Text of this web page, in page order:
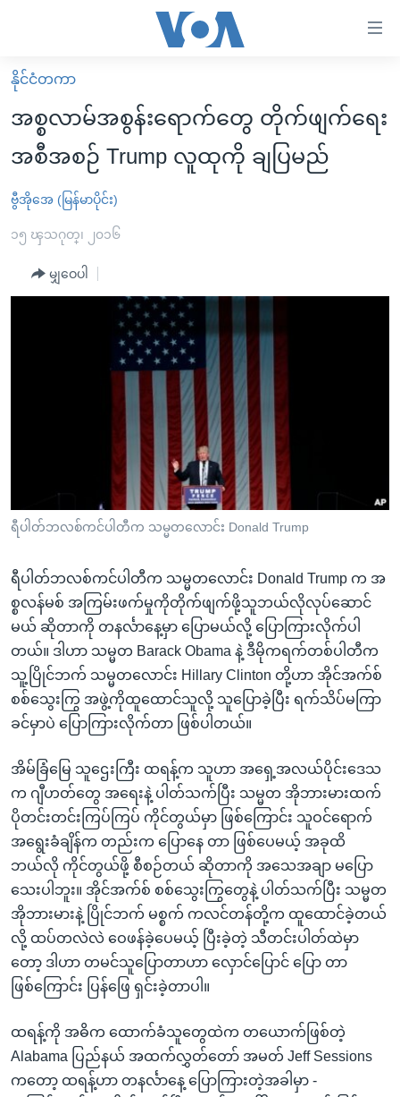
လွယ်ကူ
စေ
သည့်
များ
ပင်မ
ကြည့်
ရှာဖွေ
ရန်
နေရာ
သို့
ကျော်
ရန်
မူလစာမျက်နှာ
မြန်မာ
ကမ္ဘာ့သတင်းများ
နိုင်ငံတကာ
အစ္စရေး-ပါလက်စတိုင်း
ဗွီဒီယို
သတင်းလွတ်လပ်ခွင့်
အင်္ဂလိပ်စာလေ့လာမယ်
အမေရိကန်သုံးအီဒီယံ
မကြေးမုံရဲ့ အင်္ဂလိပ်စာ
အပတ်စဉ်ကဏ္ဍများ
ရေဒီယိုနှင့်ရုပ်သံ အချက်အလက်များ
ဗွီအိုအေ လူမှုကွန်ယက်များ
ဘာသာစကားများ
နိုင်ငံတကာ
အစ္စလာမ်အစွန်းရောက်တွေ တိုက်ဖျက်ရေး
အစီအစဉ် Trump လူထုကို ချပြမည်
ဗွီအိုအေ (မြန်မာပိုင်း)
၁၅ ၾသဂုတ္၊ ၂၀၁၆
မျှဝေပါ
ရီပါတ်ဘလစ်ကင်ပါတီက သမ္မတလောင်း Donald Trump
ရီပါတ်ဘလစ်ကင်ပါတီက သမ္မတလောင်း Donald Trump က အ
စ္စလန်မစ် အကြမ်းဖက်မှုကိုတိုက်ဖျက်ဖို့သူဘယ်လိုလုပ်ဆောင်
မယ် ဆိုတာကို တနင်္လာနေ့မှာ ပြောမယ်လို့ ပြောကြားလိုက်ပါ
တယ်။ ဒါဟာ သမ္မတ Barack Obama နဲ့ ဒီမိုကရက်တစ်ပါတီက
သူ့ပြိုင်ဘက် သမ္မတလောင်း Hillary Clinton တို့ဟာ အိုင်အက်စ်
စစ်သွေးကြွ အဖွဲ့ကိုထူထောင်သူလို့ သူပြောခဲ့ပြီး ရက်သိပ်မကြာ
ခင်မှာပဲ ပြောကြားလိုက်တာ ဖြစ်ပါတယ်။
အိမ်ခြံမြေ သူဌေးကြီး ထရန့်က သူဟာ အရှေ့အလယ်ပိုင်းဒေသ
က ဂျီဟတ်တွေ အရေးနဲ့ ပါတ်သက်ပြီး သမ္မတ အိုဘားမားထက်
ပိုတင်းတင်းကြပ်ကြပ် ကိုင်တွယ်မှာ ဖြစ်ကြောင်း သူဝင်ရောက်
အရွေးခံချိန်က တည်းက ပြောနေ တာ ဖြစ်ပေမယ့် အခုထိ
ဘယ်လို ကိုင်တွယ်ဖို့ စီစဉ်တယ် ဆိုတာကို အသေအချာ မပြော
သေးပါဘူး။ အိုင်အက်စ် စစ်သွေးကြွတွေနဲ့ ပါတ်သက်ပြီး သမ္မတ
အိုဘားမားနဲ့ ပြိုင်ဘက် မစ္စက် ကလင်တန်တို့က ထူထောင်ခဲ့တယ်
လို့ ထပ်တလဲလဲ ဝေဖန်ခဲ့ပေမယ့် ပြီးခဲ့တဲ့ သီတင်းပါတ်ထဲမှာ
တော့ ဒါဟာ တမင်သူပြောတာဟာ လှောင်ပြောင် ပြော တာ
ဖြစ်ကြောင်း ပြန်ဖြေ ရှင်းခဲ့တာပါ။
ထရန့်ကို အဓိက ထောက်ခံသူတွေထဲက တယောက်ဖြစ်တဲ့
Alabama ပြည်နယ် အထက်လွှတ်တော် အမတ် Jeff Sessions
ကတော့ ထရန့်ဟာ တနင်္လာနေ့ ပြောကြားတဲ့အခါမှာ -